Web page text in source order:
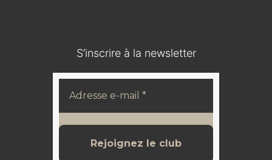
S’inscrire à la newsletter